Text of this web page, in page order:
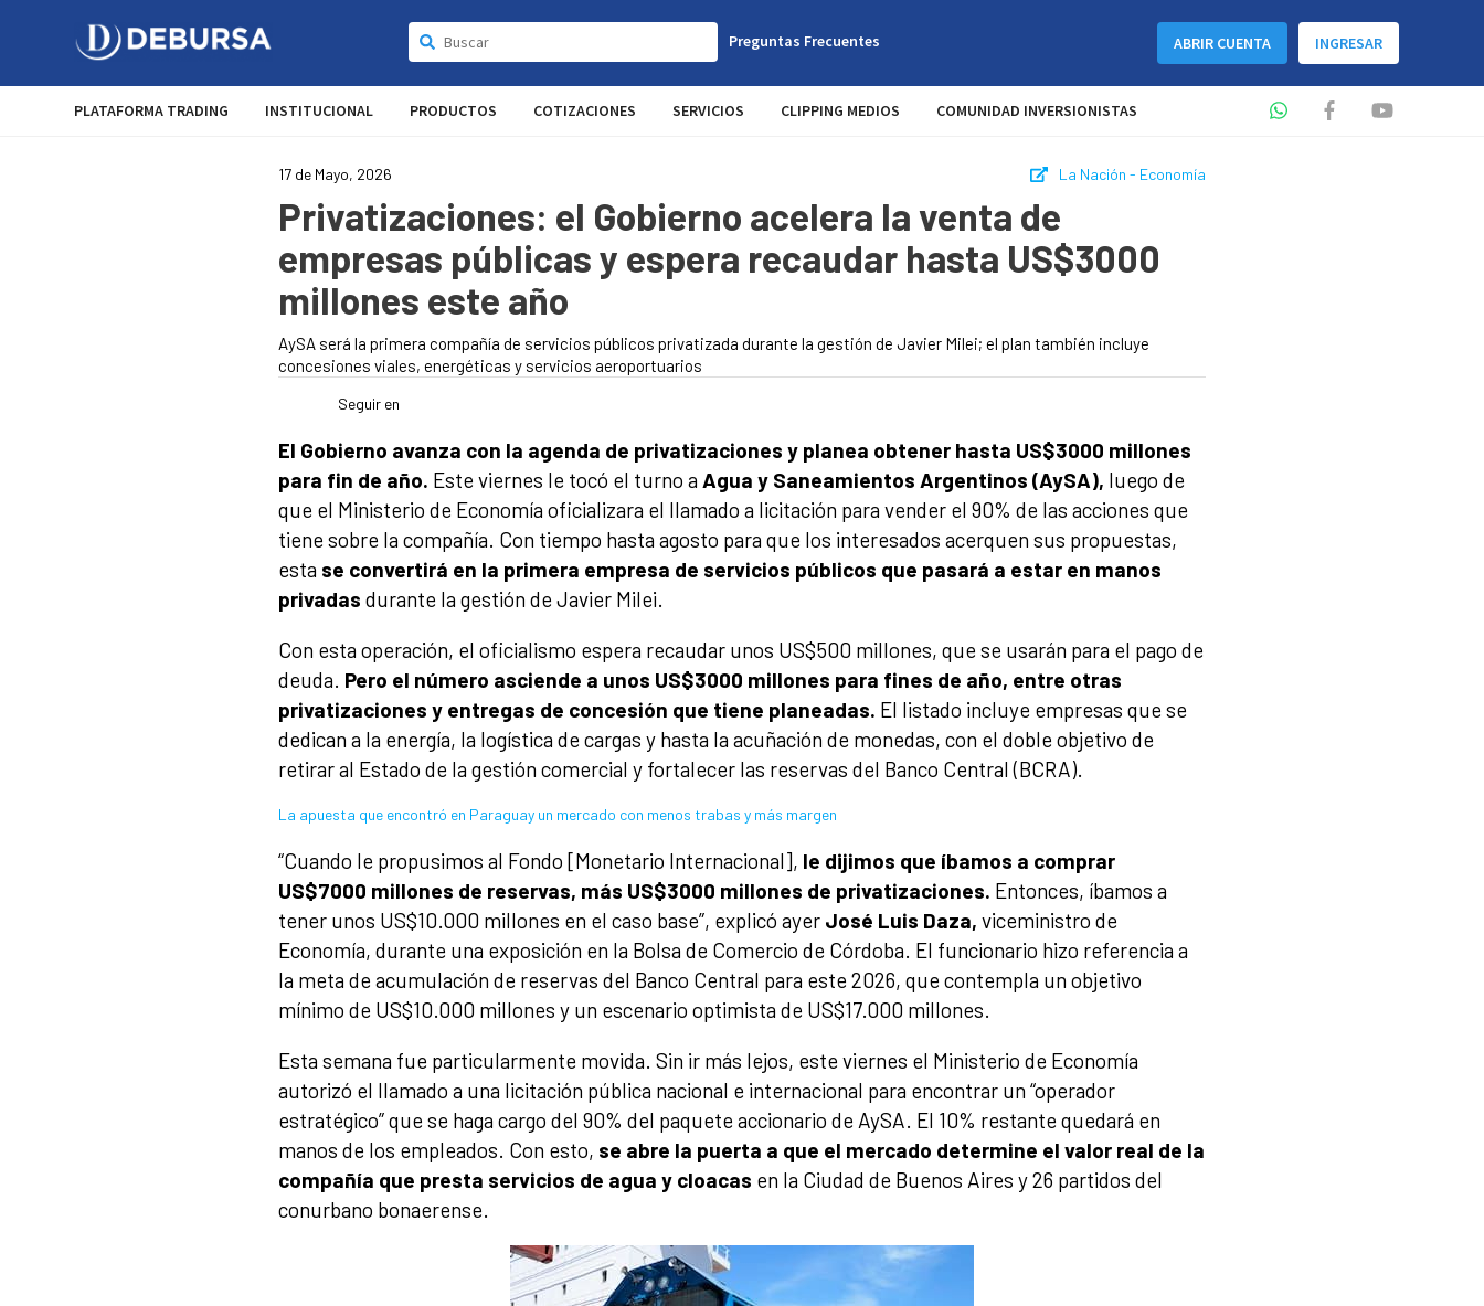
Preguntas Frecuentes INGRESAR
ABRIR CUENTA
PLATAFORMA TRADING INSTITUCIONAL PRODUCTOS COTIZACIONES SERVICIOS CLIPPING MEDIOS COMUNIDAD INVERSIONISTAS
La Nación - Economía
17 de Mayo, 2026
Privatizaciones: el Gobierno acelera la venta de
empresas públicas y espera recaudar hasta US$3000
millones este año
AySA será la primera compañía de servicios públicos privatizada durante la gestión de Javier Milei; el plan también incluye
concesiones viales, energéticas y servicios aeroportuarios
Seguir en
El Gobierno avanza con la agenda de privatizaciones y planea obtener hasta US$3000 millones
para fin de año. Este viernes le tocó el turno a Agua y Saneamientos Argentinos (AySA), luego de
que el Ministerio de Economía oficializara el llamado a licitación para vender el 90% de las acciones que
tiene sobre la compañía. Con tiempo hasta agosto para que los interesados acerquen sus propuestas,
esta se convertirá en la primera empresa de servicios públicos que pasará a estar en manos
privadas durante la gestión de Javier Milei.
Con esta operación, el oficialismo espera recaudar unos US$500 millones, que se usarán para el pago de
deuda. Pero el número asciende a unos US$3000 millones para fines de año, entre otras
privatizaciones y entregas de concesión que tiene planeadas. El listado incluye empresas que se
dedican a la energía, la logística de cargas y hasta la acuñación de monedas, con el doble objetivo de
retirar al Estado de la gestión comercial y fortalecer las reservas del Banco Central (BCRA).
La apuesta que encontró en Paraguay un mercado con menos trabas y más margen
“Cuando le propusimos al Fondo [Monetario Internacional], le dijimos que íbamos a comprar
US$7000 millones de reservas, más US$3000 millones de privatizaciones. Entonces, íbamos a
tener unos US$10.000 millones en el caso base”, explicó ayer José Luis Daza, viceministro de
Economía, durante una exposición en la Bolsa de Comercio de Córdoba. El funcionario hizo referencia a
la meta de acumulación de reservas del Banco Central para este 2026, que contempla un objetivo
mínimo de US$10.000 millones y un escenario optimista de US$17.000 millones.
Esta semana fue particularmente movida. Sin ir más lejos, este viernes el Ministerio de Economía
autorizó el llamado a una licitación pública nacional e internacional para encontrar un “operador
estratégico” que se haga cargo del 90% del paquete accionario de AySA. El 10% restante quedará en
manos de los empleados. Con esto, se abre la puerta a que el mercado determine el valor real de la
compañía que presta servicios de agua y cloacas en la Ciudad de Buenos Aires y 26 partidos del
conurbano bonaerense.